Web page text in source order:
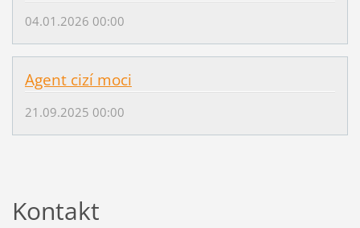
04.01.2026 00:00
Agent cizí moci
21.09.2025 00:00
Kontakt